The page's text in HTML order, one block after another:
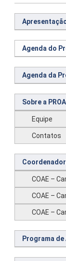
Agenda do
Agenda da
Sobre a
Equipe
Contatos
COAE –
COAE –
COAE –
Programa